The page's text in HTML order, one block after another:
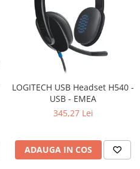
LOGITECH USB Headset H540 -
USB - EMEA
345,27 Lei
ADAUGA IN COS